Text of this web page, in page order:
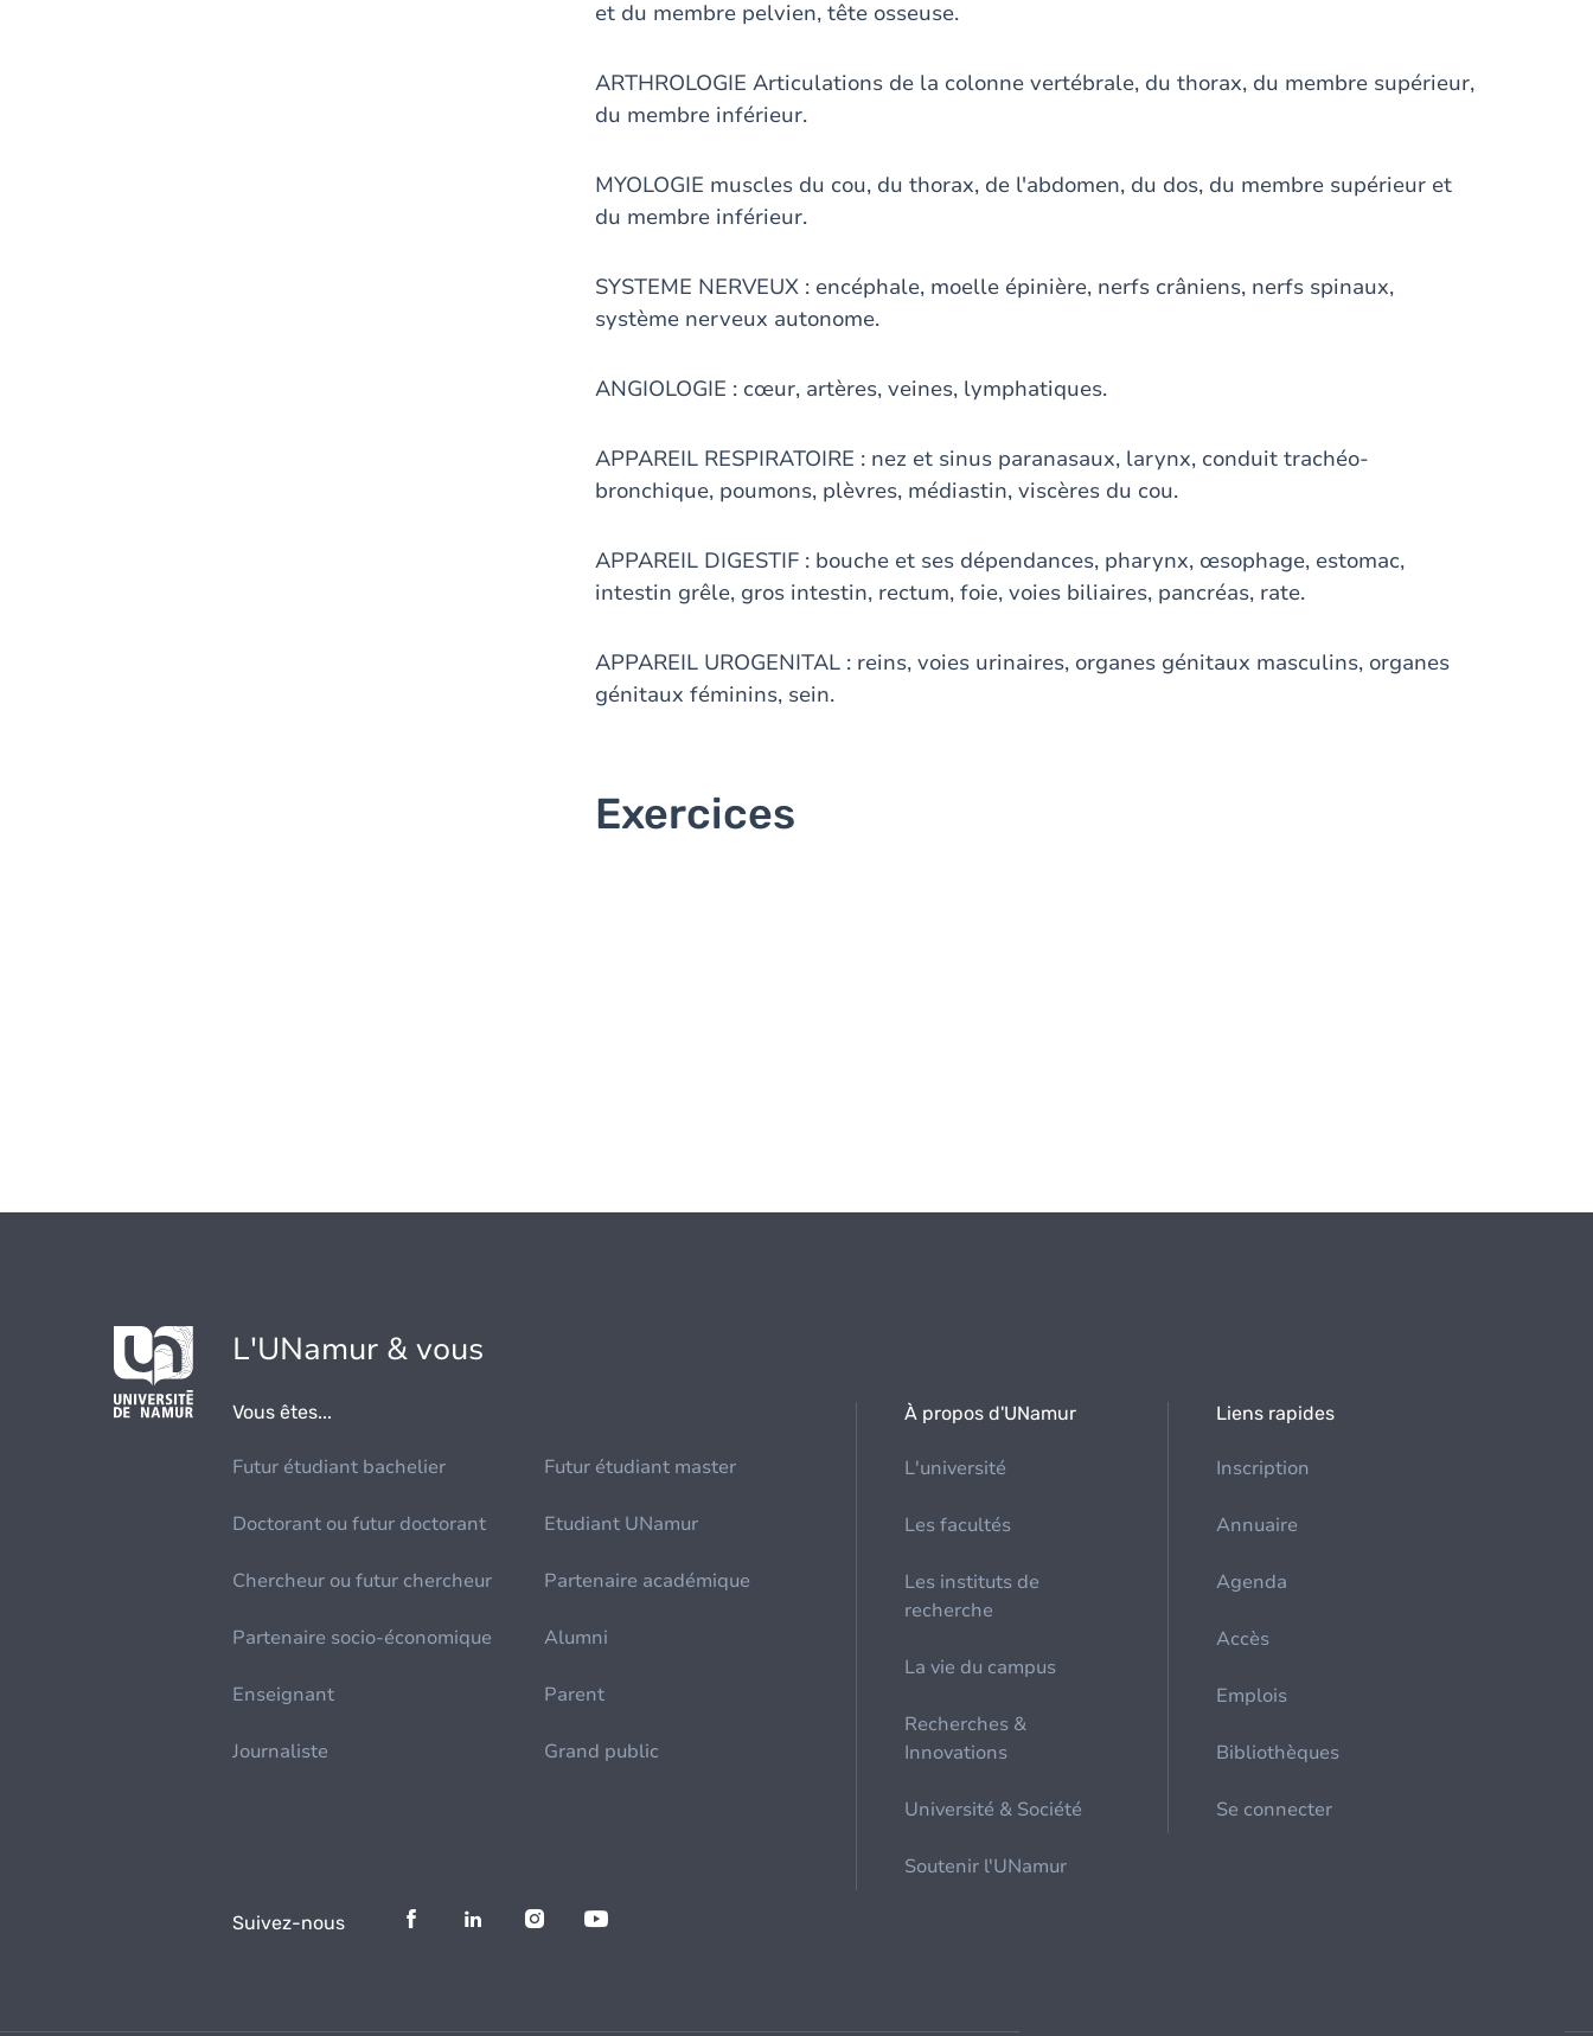
et du membre pelvien, tête osseuse.
ARTHROLOGIE Articulations de la colonne vertébrale, du thorax, du membre supérieur,
du membre inférieur.
MYOLOGIE muscles du cou, du thorax, de l'abdomen, du dos, du membre supérieur et
du membre inférieur.
SYSTEME NERVEUX : encéphale, moelle épinière, nerfs crâniens, nerfs spinaux,
système nerveux autonome.
ANGIOLOGIE : cœur, artères, veines, lymphatiques.
APPAREIL RESPIRATOIRE : nez et sinus paranasaux, larynx, conduit trachéo-
bronchique, poumons, plèvres, médiastin, viscères du cou.
APPAREIL DIGESTIF : bouche et ses dépendances, pharynx, œsophage, estomac,
intestin grêle, gros intestin, rectum, foie, voies biliaires, pancréas, rate.
APPAREIL UROGENITAL : reins, voies urinaires, organes génitaux masculins, organes
génitaux féminins, sein.
Exercices
L'UNamur & vous
Vous êtes...
Futur étudiant bachelier Futur étudiant master
Doctorant ou futur doctorant Etudiant UNamur
Chercheur ou futur chercheur Partenaire académique
Partenaire socio-économique Alumni
Enseignant Parent
Journaliste Grand public
À propos d'UNamur
L'université
Les facultés
Les instituts de
recherche
La vie du campus
Recherches &
Innovations
Université & Société
Soutenir l'UNamur
Liens rapides
Inscription
Annuaire
Agenda
Accès
Emplois
Bibliothèques
Se connecter
Suivez-nous